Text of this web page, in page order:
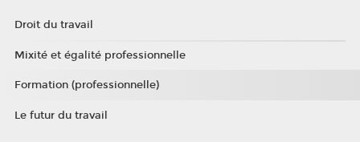
Droit du travail
Mixité et égalité professionnelle
Formation (professionnelle)
Le futur du travail